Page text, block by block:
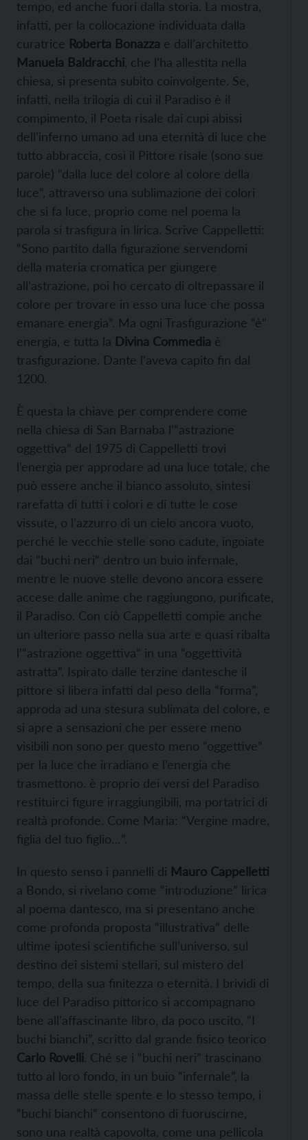
tempo, ed anche fuori dalla storia. La mostra,
infatti, per la collocazione individuata dalla
curatrice Roberta Bonazza e dall’architetto
Manuela Baldracchi , che l’ha allestita nella
chiesa, si presenta subito coinvolgente. Se,
infatti, nella trilogia di cui il Paradiso è il
compimento, il Poeta risale dai cupi abissi
dell’inferno umano ad una eternità di luce che
tutto abbraccia, così il Pittore risale (sono sue
parole) “dalla luce del colore al colore della
luce”, attraverso una sublimazione dei colori
che si fa luce, proprio come nel poema la
parola si trasfigura in lirica. Scrive Cappelletti:
“Sono partito dalla figurazione servendomi
della materia cromatica per giungere
all’astrazione, poi ho cercato di oltrepassare il
colore per trovare in esso una luce che possa
emanare energia”. Ma ogni Trasfigurazione “è”
energia, e tutta la Divina Commedia è
trasfigurazione. Dante l’aveva capito fin dal
1200.
È questa la chiave per comprendere come
nella chiesa di San Barnaba l’“astrazione
oggettiva” del 1975 di Cappelletti trovi
l’energia per approdare ad una luce totale, che
può essere anche il bianco assoluto, sintesi
rarefatta di tutti i colori e di tutte le cose
vissute, o l’azzurro di un cielo ancora vuoto,
perché le vecchie stelle sono cadute, ingoiate
dai “buchi neri” dentro un buio infernale,
mentre le nuove stelle devono ancora essere
accese dalle anime che raggiungono, purificate,
il Paradiso. Con ciò Cappelletti compie anche
un ulteriore passo nella sua arte e quasi ribalta
l’“astrazione oggettiva” in una “oggettività
astratta”. Ispirato dalle terzine dantesche il
pittore si libera infatti dal peso della “forma”,
approda ad una stesura sublimata del colore, e
si apre a sensazioni che per essere meno
visibili non sono per questo meno “oggettive”
per la luce che irradiano e l’energia che
trasmettono. è proprio dei versi del Paradiso
restituirci figure irraggiungibili, ma portatrici di
realtà profonde. Come Maria: “Vergine madre,
figlia del tuo figlio…”.
In questo senso i pannelli di Mauro Cappelletti
a Bondo, si rivelano come “introduzione” lirica
al poema dantesco, ma si presentano anche
come profonda proposta “illustrativa” delle
ultime ipotesi scientifiche sull’universo, sul
destino dei sistemi stellari, sul mistero del
tempo, della sua finitezza o eternità. I brividi di
luce del Paradiso pittorico si accompagnano
bene all’affascinante libro, da poco uscito, “I
buchi bianchi”, scritto dal grande fisico teorico
Carlo Rovelli. Ché se i “buchi neri” trascinano
tutto al loro fondo, in un buio “infernale”, la
massa delle stelle spente e lo stesso tempo, i
“buchi bianchi” consentono di fuoruscirne,
sono una realtà capovolta, come una pellicola